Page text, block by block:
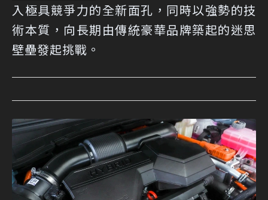
入極具競爭力的全新面孔，同時以強勢的技
術本質，向長期由傳統豪華品牌築起的迷思
壁壘發起挑戰。